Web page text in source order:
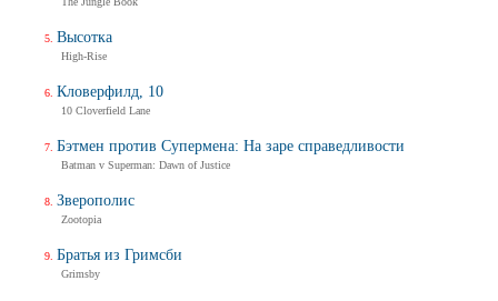
Высотка
High-Rise
Кловерфилд, 10
10 Cloverfield Lane
Бэтмен против Супермена: На заре справедливости
Batman v Superman: Dawn of Justice
Зверополис
Zootopia
Братья из Гримсби
Grimsby